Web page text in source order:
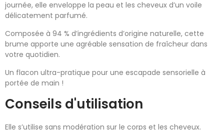
journée, elle enveloppe la peau et les cheveux d’un voile
délicatement parfumé.
Composée à 94 % d’ingrédients d’origine naturelle, cette
brume apporte une agréable sensation de fraîcheur dans
votre quotidien.
Un flacon ultra-pratique pour une escapade sensorielle à
portée de main !
Conseils d'utilisation
Elle s’utilise sans modération sur le corps et les cheveux.